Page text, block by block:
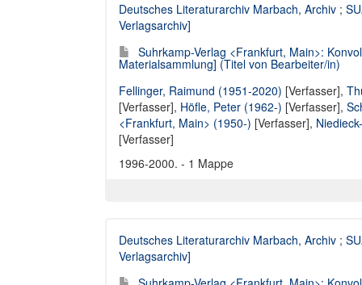
Deutsches Literaturarchiv Marbach, Archiv ;
Verlagsarchiv]
Suhrkamp-Verlag <Frankfurt, Main>:
Materialsammlung] (Titel von Bearbeiter/in)
Fellinger, Raimund (1951-2020) [Verfasser],
[Verfasser], Höfle, Peter (1962-) [Verfasser],
<Frankfurt, Main> (1950-) [Verfasser],
[Verfasser]
1996-2000. - 1 Mappe
Deutsches Literaturarchiv Marbach, Archiv ;
Verlagsarchiv]